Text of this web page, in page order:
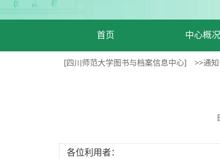
首页 中心概况
[四川师范大学图书与档案信息中心] >>通
各位利用者：